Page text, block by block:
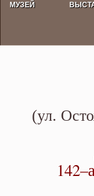
МУЗЕЙ
ДЕНЬ
(ул.